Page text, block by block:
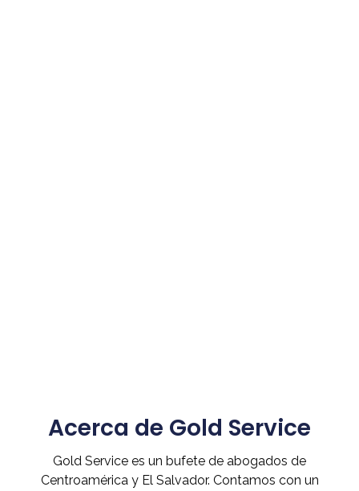
Acerca de Gold Service
Gold Service es un bufete de abogados de
Centroamérica y El Salvador. Contamos con un